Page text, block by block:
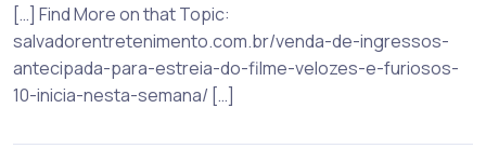
[…] Find More on that Topic:
salvadorentretenimento.com.br/venda-de-ingressos-
antecipada-para-estreia-do-filme-velozes-e-furiosos-
10-inicia-nesta-semana/ […]